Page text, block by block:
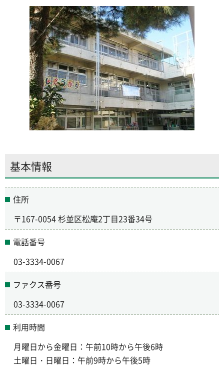
基本情報
住所
〒167-0054 杉並区松庵2丁目23番34号
電話番号
03-3334-0067
ファクス番号
03-3334-0067
利用時間
月曜日から金曜日：午前10時から午後6時
土曜日・日曜日：午前9時から午後5時